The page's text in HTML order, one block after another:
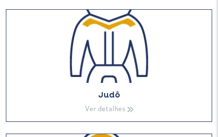
Judô
Ver detalhes